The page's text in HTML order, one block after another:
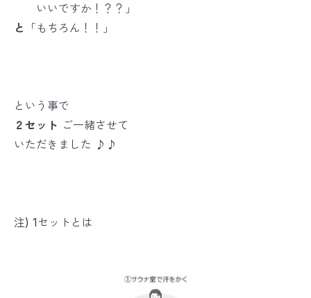
いいですか！？？」
と
「もちろん！！」
という事で
２セット ご一緒させて
いただきました ♪♪
注) 1セットとは